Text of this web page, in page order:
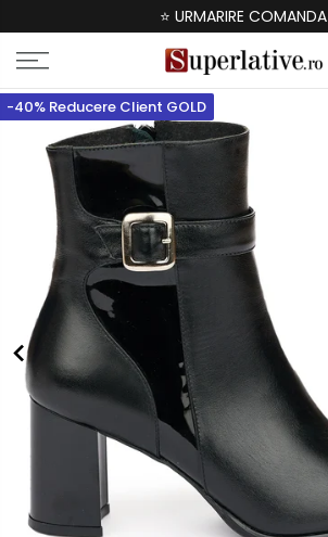
⭐ URMARIRE COMANDA
-40% Reducere Client GOLD